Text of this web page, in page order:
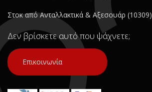
Στοκ από Ανταλλακτικά & Αξεσουάρ (10309)
Δεν βρίσκετε αυτό που ψάχνετε;
Επικοινωνία